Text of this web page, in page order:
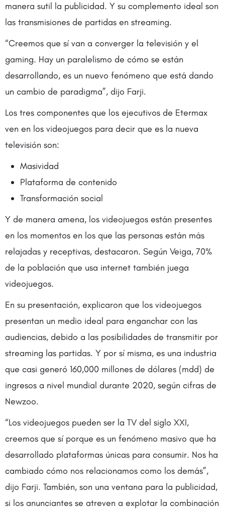
manera sutil la publicidad. Y su complemento ideal son
las transmisiones de partidas en streaming.
“Creemos que sí van a converger la televisión y el
gaming. Hay un paralelismo de cómo se están
desarrollando, es un nuevo fenómeno que está dando
un cambio de paradigma”, dijo Farji.
Los tres componentes que los ejecutivos de Etermax
ven en los videojuegos para decir que es la nueva
televisión son:
Masividad
Plataforma de contenido
Transformación social
Y de manera amena, los videojuegos están presentes
en los momentos en los que las personas están más
relajadas y receptivas, destacaron. Según Veiga, 70%
de la población que usa internet también juega
videojuegos.
En su presentación, explicaron que los videojuegos
presentan un medio ideal para enganchar con las
audiencias, debido a las posibilidades de transmitir por
streaming las partidas. Y por sí misma, es una industria
que casi generó 160,000 millones de dólares (mdd) de
ingresos a nivel mundial durante 2020, según cifras de
Newzoo.
“Los videojuegos pueden ser la TV del siglo XXI,
creemos que sí porque es un fenómeno masivo que ha
desarrollado plataformas únicas para consumir. Nos ha
cambiado cómo nos relacionamos como los demás”,
dijo Farji. También, son una ventana para la publicidad,
si los anunciantes se atreven a explotar la combinación